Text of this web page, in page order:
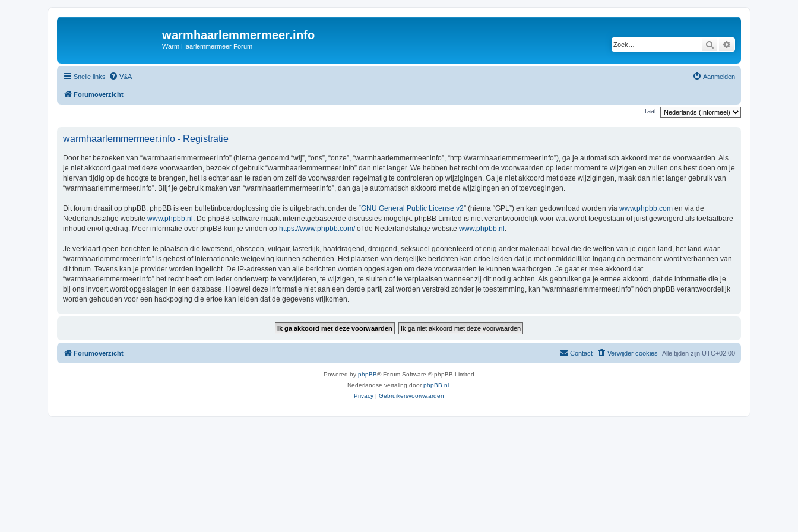
warmhaarlemmermeer.info
Warm Haarlemmermeer Forum Zoek
Snelle links V&A Aanmelden
Forumoverzicht
Taal:
warmhaarlemmermeer.info - Registratie
Door het bezoeken van “warmhaarlemmermeer.info” (hierna genoemd “wij”, “ons”, “onze”, “warmhaarlemmermeer.info”, “http://warmhaarlemmermeer.info”), ga je automatisch akkoord met de voorwaarden. Als
je niet akkoord gaat met deze voorwaarden, bezoek of gebruik “warmhaarlemmermeer.info” dan niet langer. We hebben het recht om de voorwaarden op ieder moment te wijzigen en zullen ons best doen om je
hiervan tijdig op de hoogte te brengen, het is echter aan te raden om zelf de voorwaarden regelmatig te controleren op wijzigingen. Ga je niet akkoord met deze wijzigingen, maak dan niet langer gebruik van
“warmhaarlemmermeer.info”. Blijf je gebruik maken van “warmhaarlemmermeer.info”, dan ga je automatisch akkoord met de wijzigingen en of toevoegingen.
Dit forum draait op phpBB. phpBB is een bulletinboardoplossing die is uitgebracht onder de “GNU General Public License v2” (hierna “GPL”) en kan gedownload worden via www.phpbb.com en via de
Nederlandstalige website www.phpbb.nl . De phpBB-software maakt internetgebaseerde discussies mogelijk. phpBB Limited is niet verantwoordelijk voor wat wordt toegestaan of juist geweigerd als toelaatbare
inhoud en/of gedrag. Meer informatie over phpBB kun je vinden op https://www.phpbb.com/of de Nederlandstalige website www.phpbb.nl .
Je verklaart geen berichten te plaatsen die kwetsend, obsceen, vulgair, lasterlijk, haatdragend, dreigend, seksueel georiënteerd of enig ander materiaal bevat die de wetten van je eigen land, het land waar
“warmhaarlemmermeer.info” is gehost of internationale wetgeving kunnen schenden. Het plaatsen van dergelijke berichten kan ertoe leiden dat je met onmiddellijke ingang en permanent wordt verbannen van
dit forum. Tevens kan je provider worden ingelicht. De IP-adressen van alle berichten worden opgeslagen om deze voorwaarden te kunnen waarborgen. Je gaat er mee akkoord dat
“warmhaarlemmermeer.info” het recht heeft om ieder onderwerp te verwijderen, te wijzigen, te sluiten of te verplaatsen wanneer zij dit nodig achten. Als gebruiker ga je ermee akkoord, dat de informatie die je
bij ons invoert wordt opgeslagen in een database. Hoewel deze informatie niet aan een derde partij zal worden verstrekt zónder je toestemming, kan “warmhaarlemmermeer.info” nóch phpBB verantwoordelijk
worden gehouden voor een hackpoging die ertoe kan leiden dat de gegevens vrijkomen.
Forumoverzicht Alle tijden zijn UTC+02:00
Verwijder cookies
Contact
Powered by phpBB® Forum Software © phpBB Limited
Nederlandse vertaling doorphpBB.nl
Privacy | Gebruikersvoorwaarden